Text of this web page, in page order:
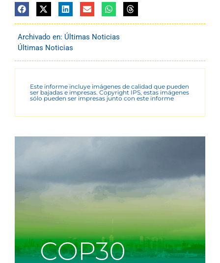
Archivado en: Últimas Noticias
Últimas Noticias
Este informe incluye imágenes de calidad que pueden
ser bajadas e impresas. Copyright IPS, estas imágenes
sólo pueden ser impresas junto con este informe